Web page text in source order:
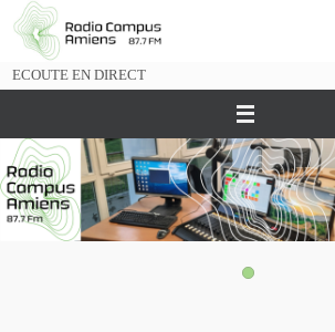
Passer
vers
ECOUTE EN DIRECT